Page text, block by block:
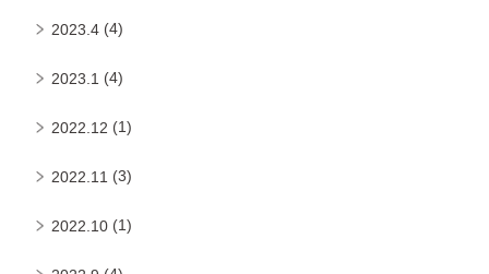
2023.4 (4)
2023.1 (4)
2022.12 (1)
2022.11 (3)
2022.10 (1)